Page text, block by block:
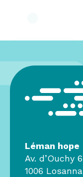
Léman hope
Av. d’Ouchy 6
1006 Losanna